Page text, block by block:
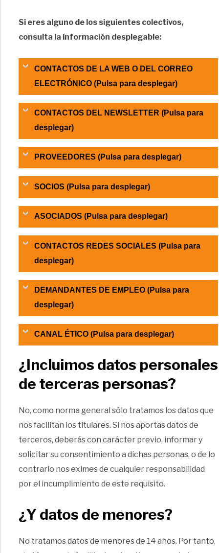
Si eres alguno de los siguientes colectivos,
consulta la información desplegable:
CONTACTOS DE LA WEB O DEL CORREO
ELECTRÓNICO (Pulsa para desplegar)
CONTACTOS DEL NEWSLETTER (Pulsa para
desplegar)
PROVEEDORES (Pulsa para desplegar)
SOCIOS (Pulsa para desplegar)
ASOCIADOS (Pulsa para desplegar)
CONTACTOS REDES SOCIALES (Pulsa para
desplegar)
DEMANDANTES DE EMPLEO (Pulsa para
desplegar)
CANAL ÉTICO (Pulsa para desplegar)
¿Incluimos datos personales
de terceras personas?
No, como norma general sólo tratamos los datos que
nos facilitan los titulares. Si nos aportas datos de
terceros, deberás con carácter previo, informar y
solicitar su consentimiento a dichas personas, o de lo
contrario nos eximes de cualquier responsabilidad
por el incumplimiento de este requisito.
¿Y datos de menores?
No tratamos datos de menores de 14 años. Por tanto,